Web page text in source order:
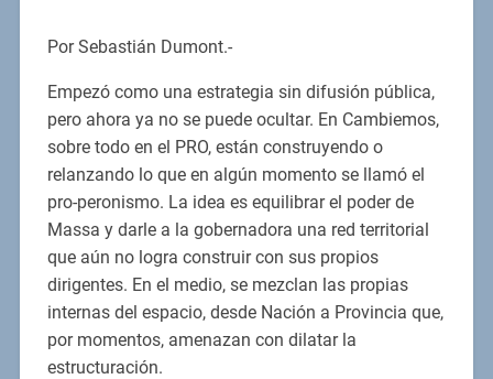
Por Sebastián Dumont.-
Empezó como una estrategia sin difusión pública,
pero ahora ya no se puede ocultar. En Cambiemos,
sobre todo en el PRO, están construyendo o
relanzando lo que en algún momento se llamó el
pro-peronismo. La idea es equilibrar el poder de
Massa y darle a la gobernadora una red territorial
que aún no logra construir con sus propios
dirigentes. En el medio, se mezclan las propias
internas del espacio, desde Nación a Provincia que,
por momentos, amenazan con dilatar la
estructuración.